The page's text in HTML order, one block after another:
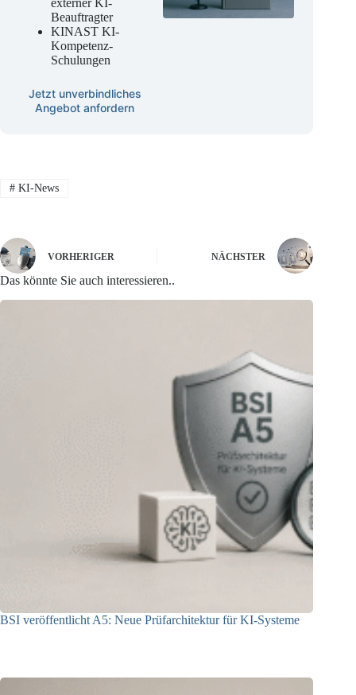
Beauftragter
KINAST KI-
Kompetenz-
Schulungen
Jetzt unverbindliches
Angebot anfordern
#KI-News
VORHERIGER NÄCHSTER
Das könnte Sie auch interessieren..
BSI veröffentlicht A5: Neue Prüfarchitektur für KI-Systeme